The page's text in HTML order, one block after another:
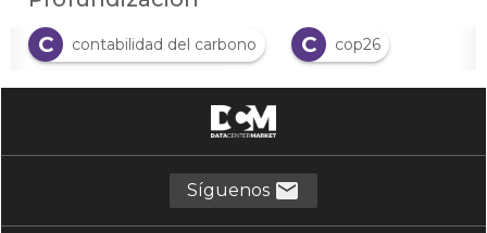
C
contabilidad del carbono C cop26
D desarrollo sostenible
E
economía verde E ESG
Síguenos